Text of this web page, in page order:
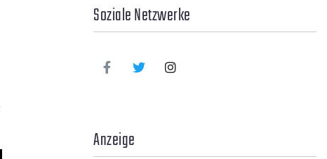
Soziale Netzwerke
Anzeige